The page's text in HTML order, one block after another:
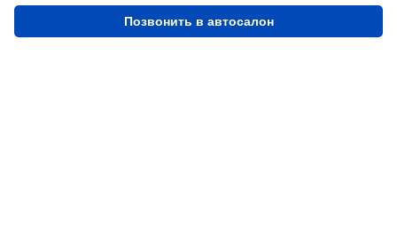
Позвонить в автосалон